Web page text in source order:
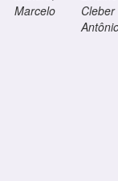
Marcelo
Cleber